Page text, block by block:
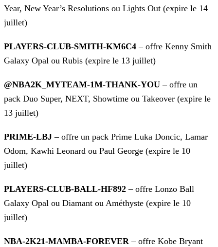
Year, New Year’s Resolutions ou Lights Out (expire le 14
juillet)
PLAYERS-CLUB-SMITH-KM6C4 – offre Kenny Smith
Galaxy Opal ou Rubis (expire le 13 juillet)
@NBA2K_MYTEAM-1M-THANK-YOU – offre un
pack Duo Super, NEXT, Showtime ou Takeover (expire le
13 juillet)
PRIME-LBJ – offre un pack Prime Luka Doncic, Lamar
Odom, Kawhi Leonard ou Paul George (expire le 10
juillet)
PLAYERS-CLUB-BALL-HF892 – offre Lonzo Ball
Galaxy Opal ou Diamant ou Améthyste (expire le 10
juillet)
NBA-2K21-MAMBA-FOREVER– offre Kobe Bryant